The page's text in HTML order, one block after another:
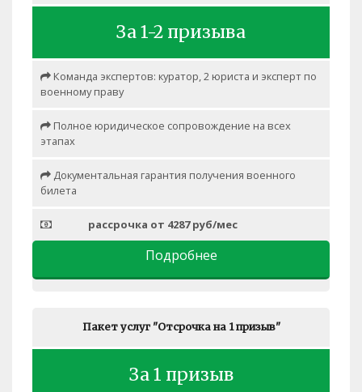
За 1-2 призыва
Команда экспертов: куратор, 2 юриста и эксперт по
военному праву
Полное юридическое сопровождение на всех
этапах
Документальная гарантия получения военного
билета
рассрочка от 4287 руб/мес
Подробнее
Пакет услуг "Отсрочка на 1 призыв"
За 1 призыв